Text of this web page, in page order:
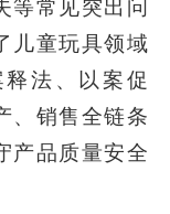
等常见突出问
儿童玩具领域
法、以案促
、销售全链条
产品质量安全